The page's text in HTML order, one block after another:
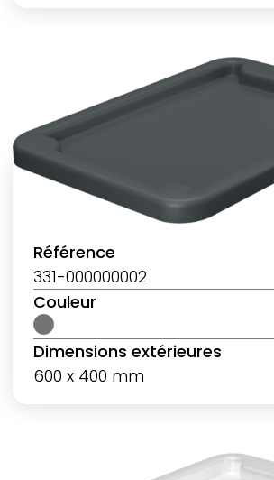
Référence
331-000000002
Couleur
Dimensions extérieures
600 x 400 mm